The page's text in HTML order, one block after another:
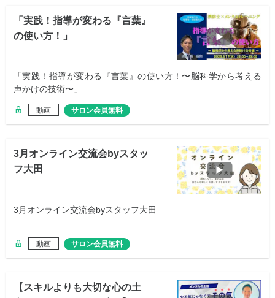
「実践！指導が変わる『言葉』
の使い方！」
「実践！指導が変わる『言葉』の使い方！〜脳科学から考える
声かけの技術〜」
動画 サロン会員無料
3月オンライン交流会byスタッ
フ大田
3月オンライン交流会byスタッフ大田
動画 サロン会員無料
【スキルよりも大切な心の土